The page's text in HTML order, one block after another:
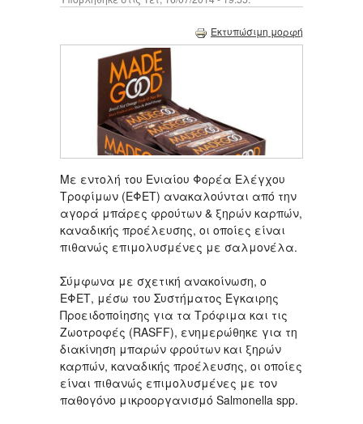
Εκτυπώσιμη μορφή
Με εντολή του Ενιαίου Φορέα Ελέγχου
Τροφίμων (ΕΦΕΤ) ανακαλούνται από την
αγορά μπάρες φρούτων & ξηρών καρπών,
καναδικής προέλευσης, οι οποίες είναι
πιθανώς επιμολυσμένες με σαλμονέλα.
Σύμφωνα με σχετική ανακοίνωση, ο
ΕΦΕΤ, μέσω του Συστήματος Έγκαιρης
Προειδοποίησης για τα Τρόφιμα και τις
Ζωοτροφές (RASFF), ενημερώθηκε για τη
διακίνηση μπαρών φρούτων και ξηρών
καρπών, καναδικής προέλευσης, οι οποίες
είναι πιθανώς επιμολυσμένες με τον
παθογόνο μικροοργανισμό Salmonella spp.